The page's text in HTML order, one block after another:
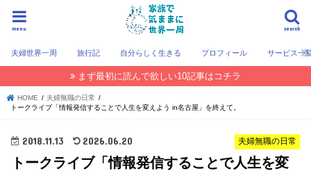
search
menu
夫婦世界一周 旅行記 自分らしく生きる プロフィール サービス一
まず最初に読んで欲しい10記事はコチラ
HOME
夫婦無職の日常
トークライブ「情報発信することで人生を変えよう in名古屋」を終えて。
夫婦無職の日常
2018.11.13 2026.06.20
トークライブ「情報発信することで人生を変